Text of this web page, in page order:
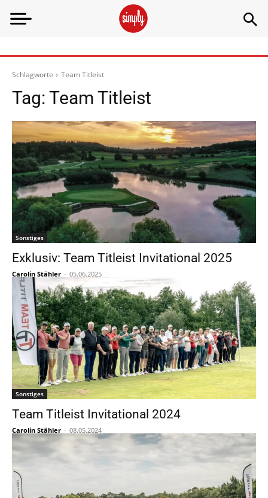
Schlagworte Team Titleist
Tag: Team Titleist
Sonstiges
Exklusiv: Team Titleist Invitational 2025
Carolin Stähler - 05.06.2025
Sonstiges
Team Titleist Invitational 2024
Carolin Stähler - 08.05.2024